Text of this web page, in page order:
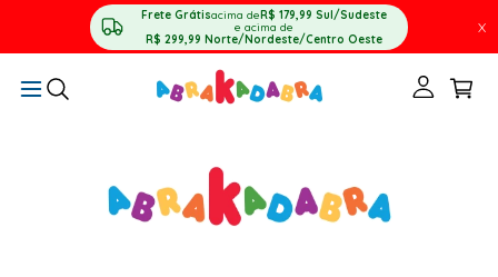
Frete Grátisacima deR$ 179,99 Sul/Sudeste
e acima de
R$ 299,99 Norte/Nordeste/Centro Oeste
X